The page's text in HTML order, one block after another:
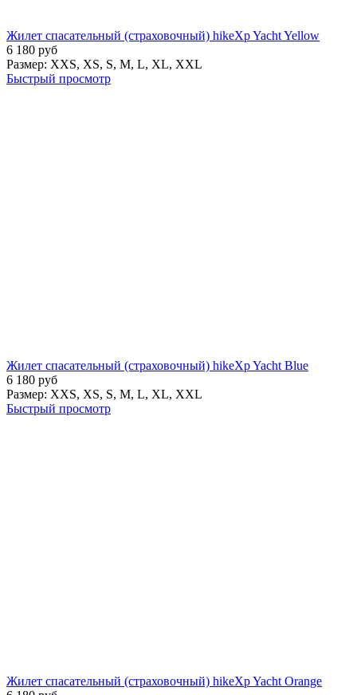
Жилет спасательный (страховочный) hikeXp Yacht Yellow
6 180 руб
Размер: XXS, XS, S, M, L, XL, XXL
Быстрый просмотр
Жилет спасательный (страховочный) hikeXp Yacht Blue
6 180 руб
Размер: XXS, XS, S, M, L, XL, XXL
Быстрый просмотр
Жилет спасательный (страховочный) hikeXp Yacht Orange